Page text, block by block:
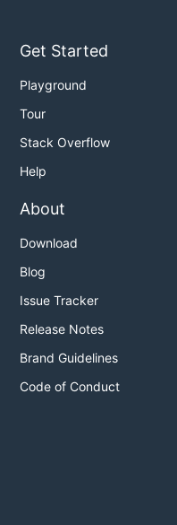
Get Started
Playground
Tour
Stack Overflow
Help
About
Download
Blog
Issue Tracker
Release Notes
Brand Guidelines
Code of Conduct